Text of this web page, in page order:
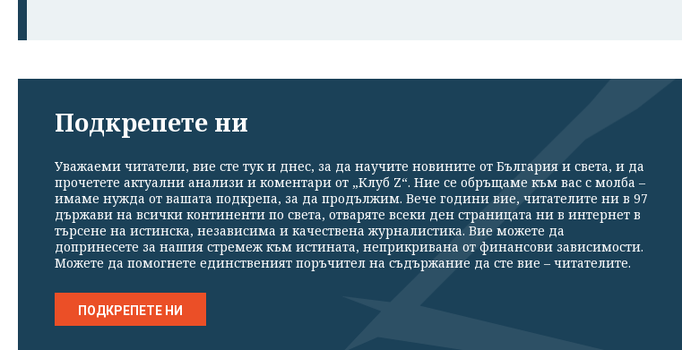
Подкрепете ни
Уважаеми читатели, вие сте тук и днес, за да научите новините от България и света, и да
прочетете актуални анализи и коментари от „Клуб Z“. Ние се обръщаме към вас с молба –
имаме нужда от вашата подкрепа, за да продължим. Вече години вие, читателите ни в 97
държави на всички континенти по света, отваряте всеки ден страницата ни в интернет в
търсене на истинска, независима и качествена журналистика. Вие можете да
допринесете за нашия стремеж към истината, неприкривана от финансови зависимости.
Можете да помогнете единственият поръчител на съдържание да сте вие – читателите.
ПОДКРЕПЕТЕ НИ